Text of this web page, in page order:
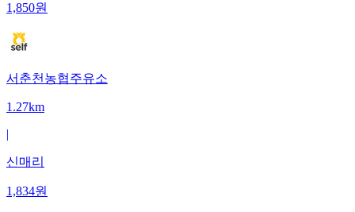
1,850원
서춘천농협주유소
1.27km
|
신매리
1,834원